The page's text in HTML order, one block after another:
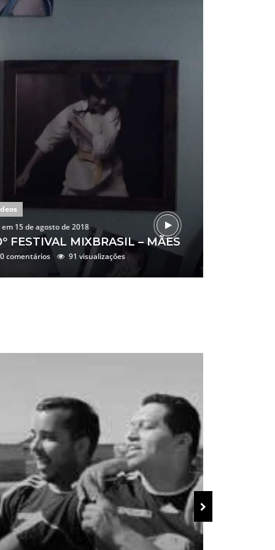
em 15 de agosto de 2018
FESTIVAL MIXBRASIL – MÃES
0 comentários 91 visualizações